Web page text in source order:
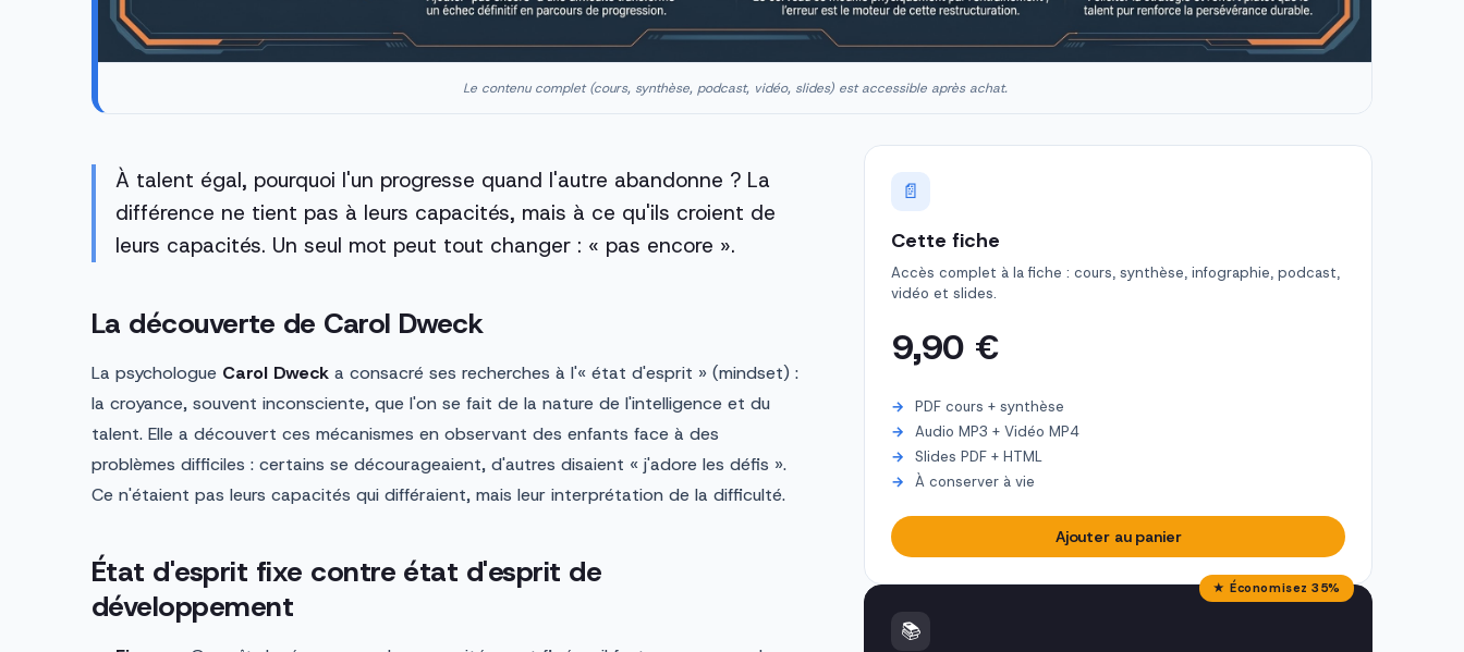
Le contenu complet (cours, synthèse, podcast, vidéo, slides) est accessible après achat.
À talent égal, pourquoi l'un progresse quand l'autre abandonne ? La
différence ne tient pas à leurs capacités, mais à ce qu'ils croient de
leurs capacités. Un seul mot peut tout changer : « pas encore ».
La découverte de Carol Dweck
La psychologue Carol Dweck a consacré ses recherches à l'« état d'esprit » (mindset) :
la croyance, souvent inconsciente, que l'on se fait de la nature de l'intelligence et du
talent. Elle a découvert ces mécanismes en observant des enfants face à des
problèmes difficiles : certains se décourageaient, d'autres disaient « j'adore les défis ».
Ce n'étaient pas leurs capacités qui différaient, mais leur interprétation de la difficulté.
État d'esprit fixe contre état d'esprit de
développement
📄
Cette fiche
Accès complet à la fiche : cours, synthèse, infographie, podcast,
vidéo et slides.
9,90 €
PDF cours + synthèse
Audio MP3 + Vidéo MP4
Slides PDF + HTML
À conserver à vie
Ajouter au panier
★ Économisez 35%
📚